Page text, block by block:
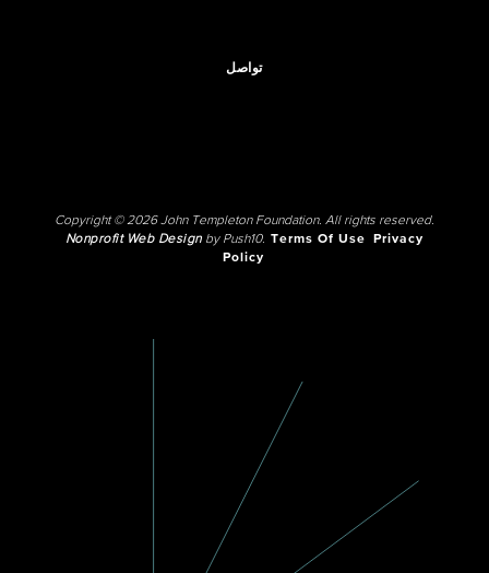
تواصل
Copyright © 2026 John Templeton Foundation. All rights reserved.
Nonprofit Web Designby Push10. Terms Of Use
Privacy
Policy